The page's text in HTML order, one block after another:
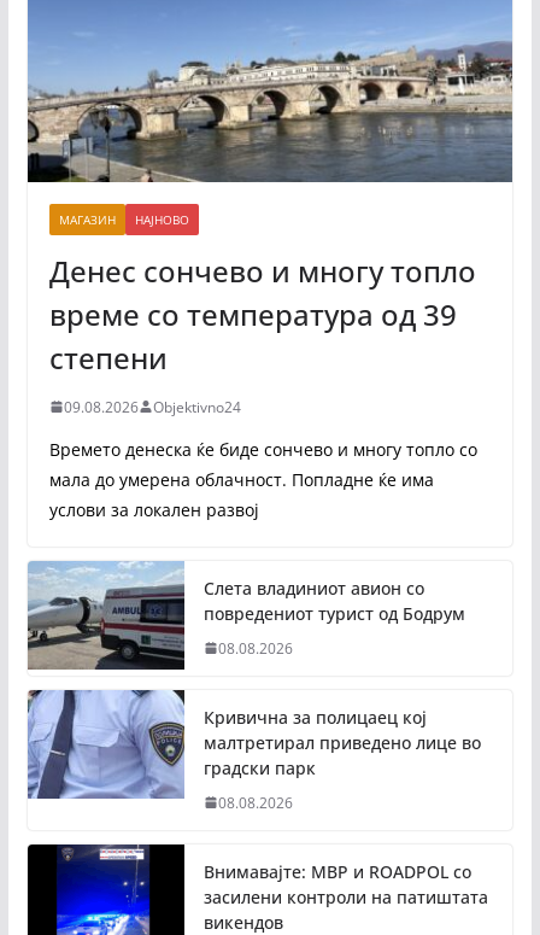
МАГАЗИН НАЈНОВО
Денес сончево и многу топло
време со температура од 39
степени
09.08.2026 Objektivno24
Времето денеска ќе биде сончево и многу топло со
мала до умерена облачност. Попладне ќе има
услови за локален развој
Слета владиниот авион со
повредениот турист од Бодрум
08.08.2026
Кривична за полицаец кој
малтретирал приведено лице во
градски парк
08.08.2026
Внимавајте: МВР и ROADPOL со
засилени контроли на патиштата
викендов